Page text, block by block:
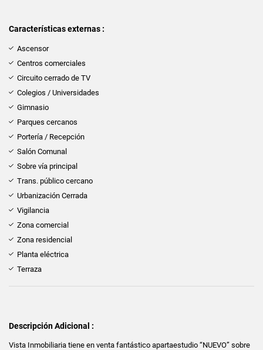
Características externas :
Ascensor
Centros comerciales
Circuito cerrado de TV
Colegios / Universidades
Gimnasio
Parques cercanos
Portería / Recepción
Salón Comunal
Sobre vía principal
Trans. público cercano
Urbanización Cerrada
Vigilancia
Zona comercial
Zona residencial
Planta eléctrica
Terraza
Descripción Adicional :
Vista Inmobiliaria tiene en venta fantástico apartaestudio “NUEVO” sobre